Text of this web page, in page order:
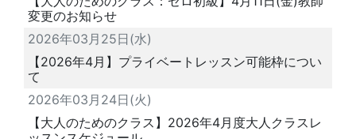
変更のお知らせ
2026年03月25日(水)
【2026年4月】プライベートレッスン可能枠につい
て
2026年03月24日(火)
【大人のためのクラス】2026年4月度大人クラスレ